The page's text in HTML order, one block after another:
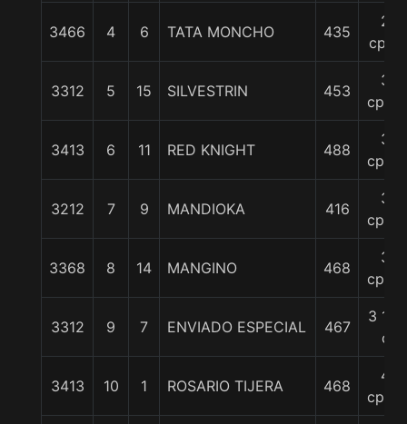
3466 4 6 TATA MONCHO 435
2
cpos
3312 5 15 SILVESTRIN 453
3
cpos.
3413 6 11 RED KNIGHT 488
3
cpos.
3212 7 9 MANDIOKA 416
3
cpos.
3368 8 14 MANGINO 468
3
cpos.
3312 9 7 ENVIADO ESPECIAL 467
3 1/2
c
3413 10 1 ROSARIO TIJERA 468
4
cpos.